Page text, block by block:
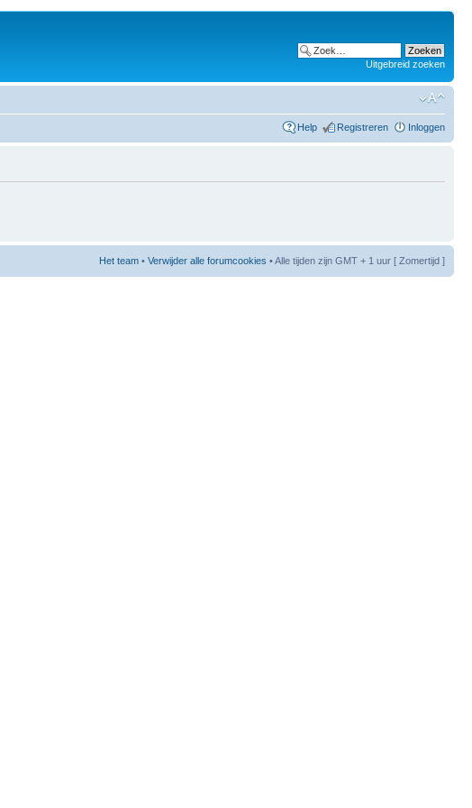
Uitgebreid zoeken
Help Registreren Inloggen
Het team • Verwijder alle forumcookies • Alle tijden zijn GMT + 1 uur [ Zomertijd ]